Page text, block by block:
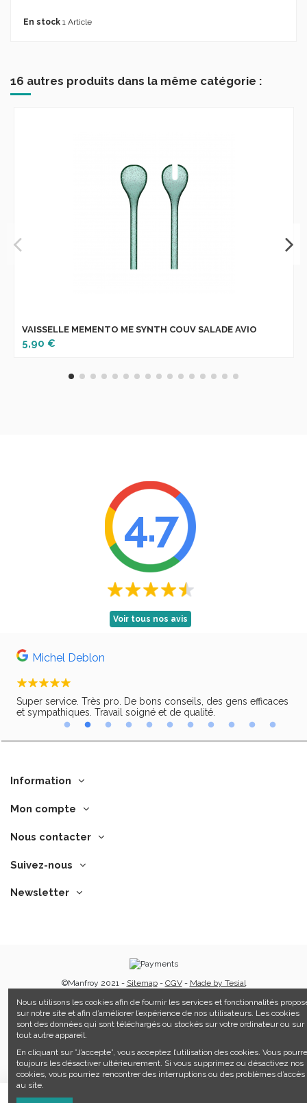
En stock 1 Article
16 autres produits dans la même catégorie :
VAISSELLE MEMENTO ME SYNTH COUV SALADE AVIO
5,90 €
4.7
Voir tous nos avis
Michel Deblon
Super service. Très pro. De bons conseils, des gens efficaces
et sympathiques. Travail soigné et de qualité.
Information
Mon compte
Nous contacter
Suivez-nous
Newsletter
©Manfroy 2021 - Sitemap- CGV- Made by Tesial
Nous utilisons les cookies afin de fournir les services et fonctionnalités
sur notre site et afin d’améliorer l’expérience de nos utilisateurs. Les cookies
sont des données qui sont téléchargés ou stockés sur votre ordinateur ou sur
tout autre appareil.
En cliquant sur ”J’accepte”, vous acceptez l’utilisation des cookies. Vous
toujours les désactiver ultérieurement. Si vous supprimez ou désactivez nos
cookies, vous pourriez rencontrer des interruptions ou des problèmes d’accès
au site.